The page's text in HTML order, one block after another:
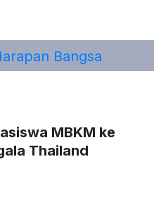
MBKM ke
Thailand